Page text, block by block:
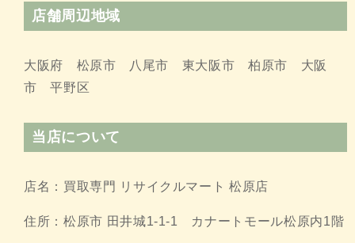
店舗周辺地域
大阪府 松原市 八尾市 東大阪市 柏原市 大阪
市 平野区
当店について
店名：買取専門 リサイクルマート 松原店
住所：松原市 田井城1-1-1 カナートモール松原内1階